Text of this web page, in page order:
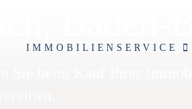
IMMOBILIENSERVICE